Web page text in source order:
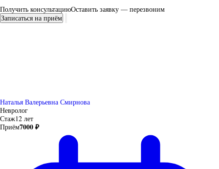
Получить консультациюОставить заявку — перезвоним
Записаться на приём
Наталья Валерьевна Смирнова
Невролог
Стаж12 лет
Приём7000 ₽